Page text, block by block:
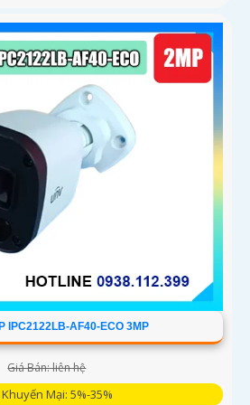
IPC2122LB-AF40-ECO 3MP
Giá Bán: liên hệ
Mại: 5%-35%